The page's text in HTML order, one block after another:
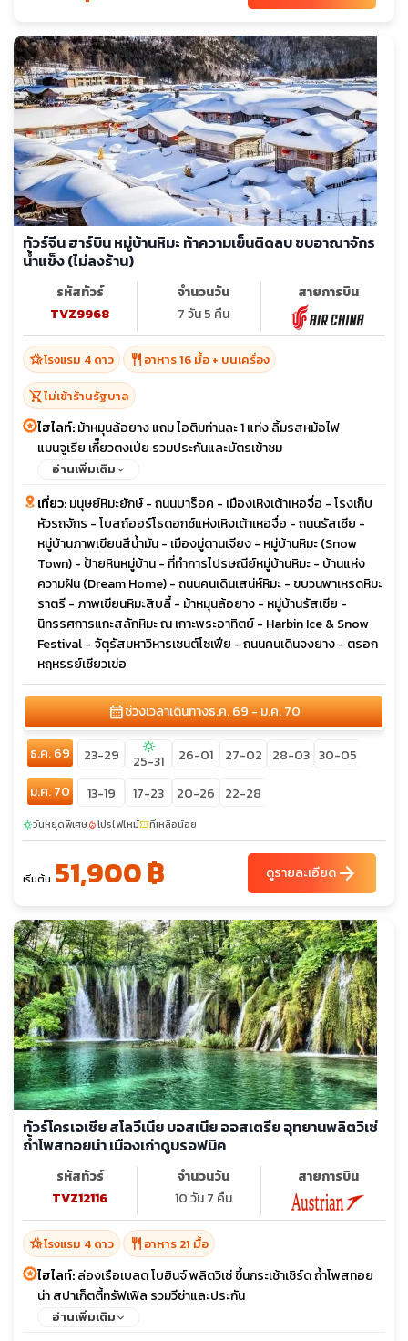
ทัวร์จีน ฮาร์บิน หมู่บ้านหิมะ ท้าความเย็นติดลบ ซบอาณาจักร
น้ำแข็ง (ไม่ลงร้าน)
รหัสทัวร์
TVZ9968
จำนวนวัน
7 วัน 5 คืน
สายการบิน
hotel_classโรงแรม 4 ดาว restaurant อาหาร 16 มื้อ + บนเครื่อง
shopping_cart_offไม่เข้าร้านรัฐบาล
ไฮไลท์:ม้าหมุนล้อยาง แถม ไอติมท่านละ 1 แท่ง ลิ้มรสหม้อไฟ
แมนจูเรีย เกี๊ยวตงเป่ย รวมประกันและบัตรเข้าชม
อ่านเพิ่มเติม
เที่ยว:มนุษย์หิมะยักษ์ - ถนนบาร็อค - เมืองเหิงเต้าเหอจื่อ - โรงเก็บ
หัวรถจักร - โบสถ์ออร์โธดอกซ์แห่งเหิงเต้าเหอจื่อ - ถนนรัสเซีย -
หมู่บ้านภาพเขียนสีน้ำมัน - เมืองมู่ตานเจียง - หมู่บ้านหิมะ (Snow
Town) - ป้ายหินหมู่บ้าน - ที่ทำการไปรษณีย์หมู่บ้านหิมะ - บ้านแห่ง
ความฝัน (Dream Home) - ถนนคนเดินเสน่ห์หิมะ - ขบวนพาเหรดหิมะ
ราตรี - ภาพเขียนหิมะสิบลี้ - ม้าหมุนล้อยาง - หมู่บ้านรัสเซีย -
นิทรรศการแกะสลักหิมะ ณ เกาะพระอาทิตย์ - Harbin Ice & Snow
Festival - จัตุรัสมหาวิหารเซนต์โซเฟีย - ถนนคนเดินจงยาง - ตรอก
หฤหรรย์เซียวเข่อ
calendar_monthช่วงเวลาเดินทางธ.ค. 69 - ม.ค. 70
ธ.ค. 69 23-29 sunny
25-31 26-01 27-02 28-03 30-05
ม.ค. 70
13-19 17-23 20-26 22-28
sunnyวันหยุดพิเศษlocal_fire_departmentโปรไฟไหม้confirmation_numberที่เหลือน้อย
เริ่มต้น 51,900 ฿ ดูรายละเอียดarrow_forward
ทัวร์โครเอเชีย สโลวีเนีย บอสเนีย ออสเตรีย อุทยานพลิตวิเซ่
ถ้ำโพสทอยน่า เมืองเก่าดูบรอฟนิค
รหัสทัวร์
TVZ12116
จำนวนวัน
10 วัน 7 คืน
สายการบิน
hotel_classโรงแรม 4 ดาว restaurant อาหาร 21 มื้อ
ไฮไลท์:ล่องเรือเบลด โบฮินจ์ พลิตวิเซ่ ขึ้นกระเช้าเซิร์ด ถ้ำโพสทอย
น่า สปาเก็ตตี้ทรัฟเฟิล รวมวีซ่าและประกัน
อ่านเพิ่มเติม